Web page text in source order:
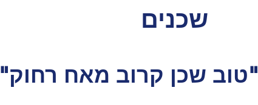
שכנים
"טוב שכן קרוב מאח רחוק"